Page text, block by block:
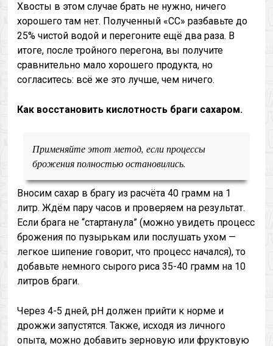
Хвосты в этом случае брать не нужно, ничего
хорошего там нет. Полученный «СС» разбавьте до
25% чистой водой и перегоните ещё два раза. В
итоге, после тройного перегона, вы получите
сравнительно мало хорошего продукта, но
согласитесь: всё же это лучше, чем ничего.
Как восстановить кислотность браги сахаром.
Применяйте этот метод, если процессы
брожения полностью остановились.
Вносим сахар в брагу из расчёта 40 грамм на 1
литр. Ждём пару часов и проверяем на результат.
Если брага не “стартанула” (можно увидеть процесс
брожения по пузырькам или послушать ухом —
легкое шипение говорит, что процесс начался), то
добавьте немного сырого риса 35-40 грамм на 10
литров браги.
Через 4-5 дней, pH должен прийти к норме и
дрожжи запустятся. Также, исходя из личного
опыта, можно добавить зерновую или фруктовую